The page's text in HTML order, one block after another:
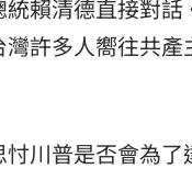
賴清德直接對話
許多人嚮往共
川普是否會為